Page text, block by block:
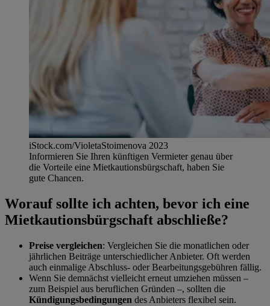
iStock.com/VioletaStoimenova 2023
Informieren Sie Ihren künftigen Vermieter genau über
die Vorteile eine Mietkautionsbürgschaft, haben Sie
gute Chancen.
Worauf sollte ich achten, bevor ich eine
Mietkautionsbürgschaft abschließe?
Preise vergleichen: Vergleichen Sie die monatlichen oder
jährlichen Beiträge unterschiedlicher Anbieter. Oft werden
auch einmalige Abschluss- oder Bearbeitungsgebühren fällig.
Wenn Sie demnächst vielleicht erneut umziehen müssen –
zum Beispiel aus beruflichen Gründen –, sollten die
Kündigungsbedingungen des Anbieters flexibel sein.